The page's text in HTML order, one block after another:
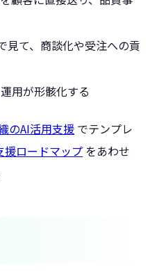
見て、商談化や受注への貢
用が形骸化する
のAI活用支援 でテンプレ
援ロードマップ をあわせ